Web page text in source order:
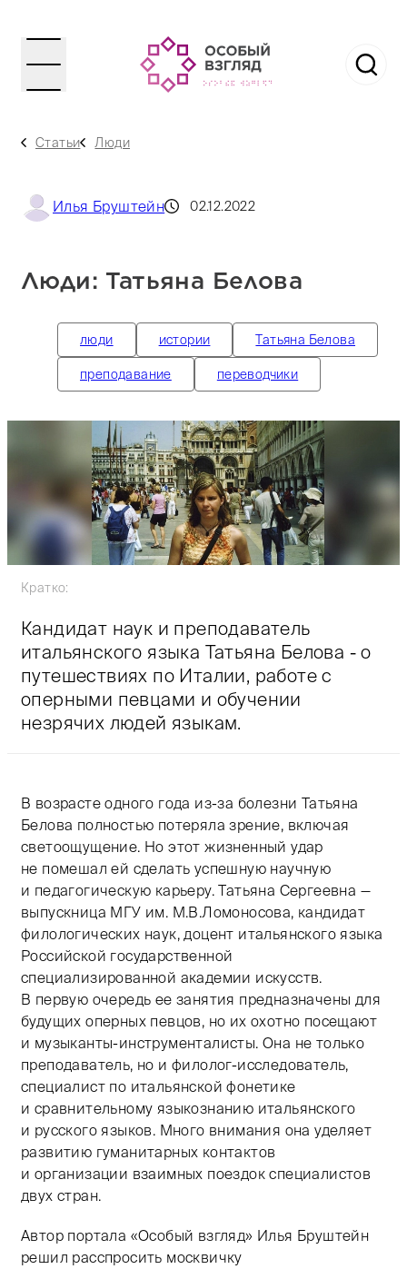
Статьи Люди
Илья Бруштейн 02.12.2022
Люди: Татьяна Белова
люди истории Татьяна Белова
преподавание переводчики
Кратко:
Кандидат наук и преподаватель
итальянского языка Татьяна Белова - о
путешествиях по Италии, работе с
оперными певцами и обучении
незрячих людей языкам.
В возрасте одного года из-за болезни Татьяна
Белова полностью потеряла зрение, включая
светоощущение. Но этот жизненный удар
не помешал ей сделать успешную научную
и педагогическую карьеру. Татьяна Сергеевна —
выпускница МГУ им. М.В.Ломоносова, кандидат
филологических наук, доцент итальянского языка
Российской государственной
специализированной академии искусств.
В первую очередь ее занятия предназначены для
будущих оперных певцов, но их охотно посещают
и музыканты-инструменталисты. Она не только
преподаватель, но и филолог-исследователь,
специалист по итальянской фонетике
и сравнительному языкознанию итальянского
и русского языков. Много внимания она уделяет
развитию гуманитарных контактов
и организации взаимных поездок специалистов
двух стран.
Автор портала «Особый взгляд» Илья Бруштейн
решил расспросить москвичку